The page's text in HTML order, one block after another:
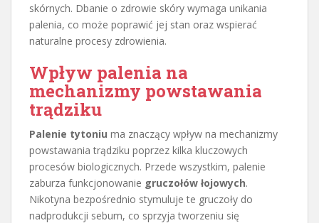
skórnych. Dbanie o zdrowie skóry wymaga unikania
palenia, co może poprawić jej stan oraz wspierać
naturalne procesy zdrowienia.
Wpływ palenia na
mechanizmy powstawania
trądziku
Palenie tytoniu ma znaczący wpływ na mechanizmy
powstawania trądziku poprzez kilka kluczowych
procesów biologicznych. Przede wszystkim, palenie
zaburza funkcjonowanie gruczołów łojowych.
Nikotyna bezpośrednio stymuluje te gruczoły do
nadprodukcji sebum, co sprzyja tworzeniu się